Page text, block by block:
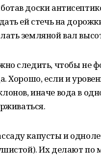
доски
ей стечь на
земляной вал
следить, чтобы не
Хорошо, если и
иначе вода в
капусты и
Их делают по